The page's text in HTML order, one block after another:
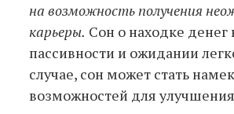
на возможность получения
карьеры. Сон о находке
пассивности и ожидании
случае, сон может стать
возможностей для